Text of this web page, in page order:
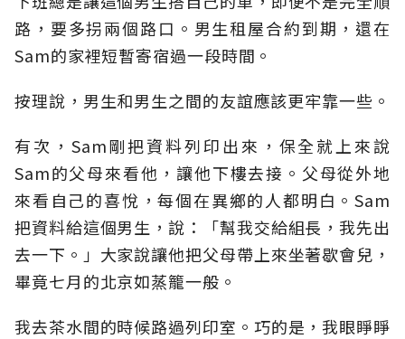
路，要多拐兩個路口。男生租屋合約到期，還在
Sam的家裡短暫寄宿過一段時間。
按理說，男生和男生之間的友誼應該更牢靠一些。
有次，Sam剛把資料列印出來，保全就上來說
Sam的父母來看他，讓他下樓去接。父母從外地
來看自己的喜悅，每個在異鄉的人都明白。Sam
把資料給這個男生，說：「幫我交給組長，我先出
去一下。」大家說讓他把父母帶上來坐著歇會兒，
畢竟七月的北京如蒸籠一般。
我去茶水間的時候路過列印室。巧的是，我眼睜睜